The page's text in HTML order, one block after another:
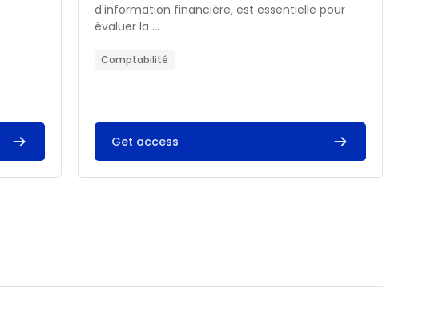
d'information financière, est essentielle pour
évaluer la ...
Comptabilité
Get access